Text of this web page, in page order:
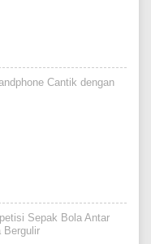
Cantik dengan
Sepak Bola Antar
Bergulir